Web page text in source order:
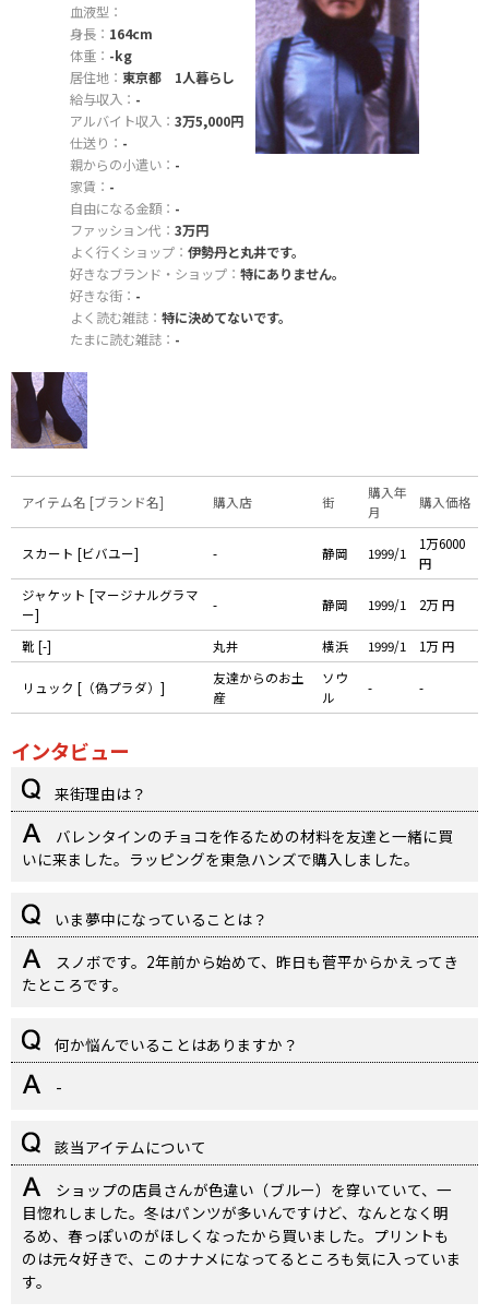
血液型：
身長： 164cm
体重： -kg
居住地： 東京都 1人暮らし
給与収入： -
アルバイト収入： 3万5,000円
仕送り： -
親からの小遣い： -
家賃： -
自由になる金額： -
ファッション代： 3万円
よく行くショップ： 伊勢丹と丸井です。
好きなブランド・ショップ： 特にありません。
好きな街： -
よく読む雑誌： 特に決めてないです。
たまに読む雑誌： -
アイテム名 [ブランド名] 購入店 街
購入年
月
購入価格
スカート [ビバユー] - 静岡 1999/1
1万6000
円
ジャケット [マージナルグラマ
ー]
- 静岡 1999/1 2万 円
靴 [-] 丸井 横浜 1999/1 1万 円
リュック [（偽プラダ）]
友達からのお土
産
ソウ
ル
- -
インタビュー
来街理由は？
バレンタインのチョコを作るための材料を友達と一緒に買
いに来ました。ラッピングを東急ハンズで購入しました。
いま夢中になっていることは？
スノボです。2年前から始めて、昨日も菅平からかえってき
たところです。
何か悩んでいることはありますか？
-
該当アイテムについて
ショップの店員さんが色違い（ブルー）を穿いていて、一
目惚れしました。冬はパンツが多いんですけど、なんとなく明
るめ、春っぽいのがほしくなったから買いました。プリントも
のは元々好きで、このナナメになってるところも気に入っていま
す。